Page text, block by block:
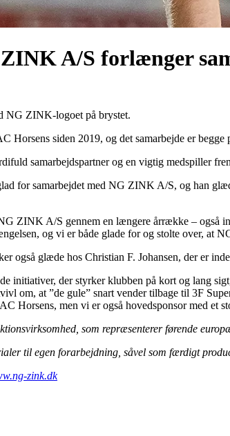
A/S forlænger
NG ZINK-logoet på brystet.
siden 2019, og det samarbejde er
samarbejdspartner og en vigtig medspiller
for samarbejdet med NG ZINK A/S, og han
ZINK A/S gennem en længere årrække –
og vi er både glade for og stolte over, at
også glæde hos Christian F. Johansen, der er
initiativer, der styrker klubben på kort og lang
om, at ”de gule” snart vender tilbage til 3F
Horsens, men vi er også hovedsponsor med et
som repræsenterer førende
til egen forarbejdning, såvel som færdigt
zink.dk